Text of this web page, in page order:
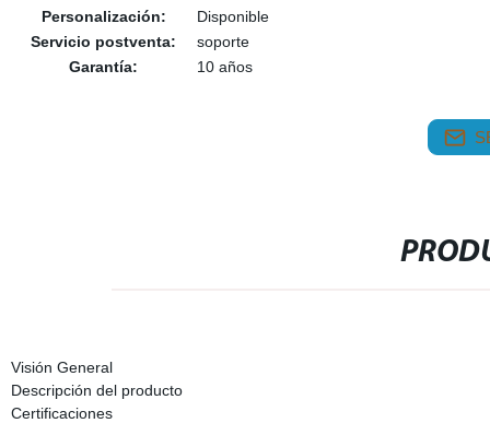
Personalización:
Disponible
Servicio postventa:
soporte
Garantía:
10 años
Visión General
Descripción del producto
Certificaciones